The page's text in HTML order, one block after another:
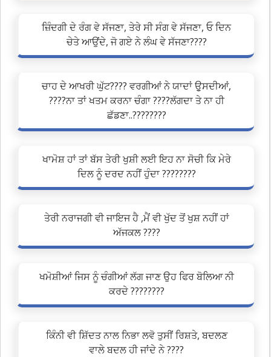
ਜ਼ਿੰਦਗੀ ਦੇ ਰੰਗ ਵੇ ਸੱਜਣਾ, ਤੇਰੇ ਸੀ ਸੰਗ ਵੇ ਸੱਜਣਾ, ਓ ਦਿਨ
ਚੇਤੇ ਆਉਂਦੇ, ਜੋ ਗਏ ਨੇ ਲੰਘ ਵੇ ਸੱਜਣਾ????
ਚਾਹ ਦੇ ਆਖਰੀ ਘੁੱਟ???? ਵਰਗੀਆਂ ਨੇ ਯਾਦਾਂ ਉੁਸਦੀਆਂ,
????ਨਾ ਤਾਂ ਖਤਮ ਕਰਨਾ ਚੰਗਾ ????ਲੱਗਦਾ ਤੇ ਨਾ ਹੀ
ਛੱਡਣਾ..????????
ਖਾਮੋਸ਼ ਹਾਂ ਤਾਂ ਬੱਸ ਤੇਰੀ ਖੁਸ਼ੀ ਲਈ ਇਹ ਨਾ ਸੋਚੀ ਕਿ ਮੇਰੇ
ਦਿਲ ਨੂੰ ਦਰਦ ਨਹੀਂ ਹੁੰਦਾ ????????
ਤੇਰੀ ਨਰਾਜਗੀ ਵੀ ਜਾਇਜ ਹੈ ,ਮੈਂ ਵੀ ਖੁੱਦ ਤੋਂ ਖੁਸ਼ ਨਹੀਂ ਹਾਂ
ਅੱਜਕਲ ????
ਖਮੋਸ਼ੀਆਂ ਜਿਸ ਨੂੰ ਚੰਗੀਆਂ ਲੱਗ ਜਾਣ ਉਹ ਫਿਰ ਬੋਲਿਆ ਨੀ
ਕਰਦੇ ????????
ਕਿੰਨੀ ਵੀ ਸ਼ਿੱਦਤ ਨਾਲ ਨਿਭਾ ਲਵੋ ਤੁਸੀਂ ਰਿਸ਼ਤੇ, ਬਦਲਣ
ਵਾਲੇ ਬਦਲ ਹੀ ਜਾਂਦੇ ਨੇ ????